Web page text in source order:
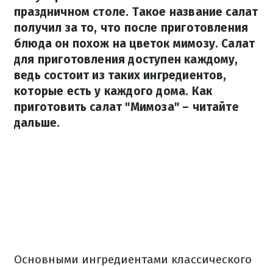
праздничном столе. Такое название салат
получил за то, что после приготовления
блюда он похож на цветок мимозу. Салат
для приготовления доступен каждому,
ведь состоит из таких ингредиентов,
которые есть у каждого дома. Как
приготовить салат "Мимоза" – читайте
дальше.
Основными ингредиентами классического